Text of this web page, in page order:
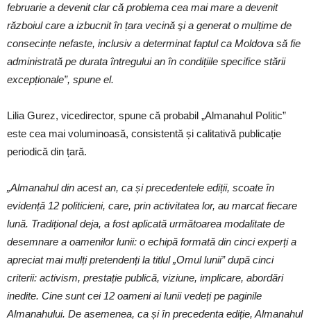
februarie a devenit clar că problema cea mai mare a devenit
războiul care a izbucnit în țara vecină şi a generat o mulțime de
consecințe nefaste, inclusiv a determinat faptul ca Moldova să fie
administrată pe durata întregului an în condițiile specifice stării
excepționale”, spune el.
Lilia Gurez, vicedirector, spune că probabil „Almanahul Politic”
este cea mai voluminoasă, consistentă și calitativă publicație
periodică din țară.
„Almanahul din acest an, ca și precedentele ediții, scoate în
evidență 12 politicieni, care, prin activitatea lor, au marcat fiecare
lună. Tradițional deja, a fost aplicată următoarea modalitate de
desemnare a oamenilor lunii: o echipă formată din cinci experți a
apreciat mai mulți pretendenți la titlul „Omul lunii” după cinci
criterii: activism, prestație publică, viziune, implicare, abordări
inedite. Cine sunt cei 12 oameni ai lunii vedeți pe paginile
Almanahului. De asemenea, ca și în precedenta ediție, Almanahul